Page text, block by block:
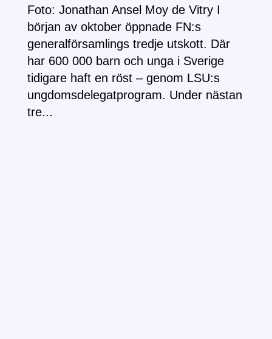
Foto: Jonathan Ansel Moy de Vitry I
början av oktober öppnade FN:s
generalförsamlings tredje utskott. Där
har 600 000 barn och unga i Sverige
tidigare haft en röst – genom LSU:s
ungdomsdelegatprogram. Under nästan
tre...